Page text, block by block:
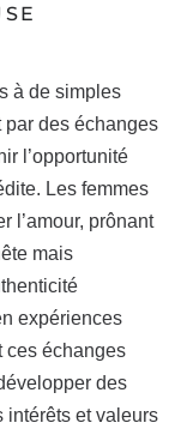
à de simples
par des échanges
l’opportunité
Les femmes
l’amour, prônant
mais
expériences
ces échanges
des
intérêts et valeurs